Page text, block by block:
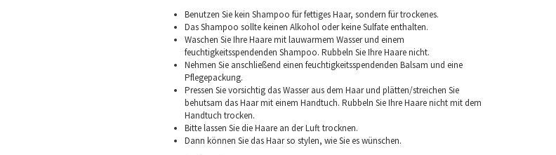
Benutzen Sie kein Shampoo für fettiges Haar, sondern für trockenes.
Das Shampoo sollte keinen Alkohol oder keine Sulfate enthalten.
Waschen Sie Ihre Haare mit lauwarmem Wasser und einem
feuchtigkeitsspendenden Shampoo. Rubbeln Sie Ihre Haare nicht.
Nehmen Sie anschließend einen feuchtigkeitsspendenden Balsam und eine
Pflegepackung.
Pressen Sie vorsichtig das Wasser aus dem Haar und plätten/streichen Sie
behutsam das Haar mit einem Handtuch. Rubbeln Sie Ihre Haare nicht mit dem
Handtuch trocken.
Bitte lassen Sie die Haare an der Luft trocknen.
Dann können Sie das Haar so stylen, wie Sie es wünschen.